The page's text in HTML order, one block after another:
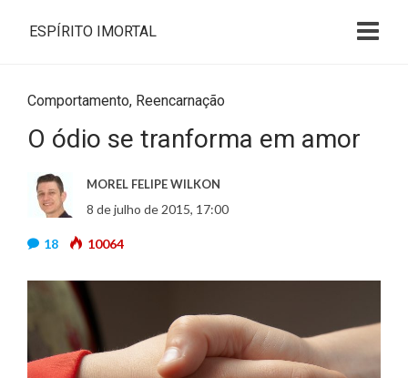
ESPÍRITO IMORTAL
Comportamento, Reencarnação
O ódio se tranforma em amor
MOREL FELIPE WILKON
8 de julho de 2015, 17:00
18 10064